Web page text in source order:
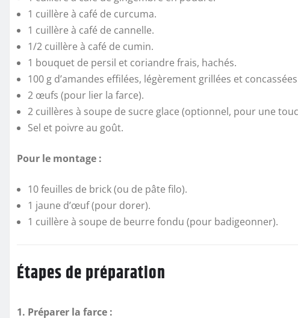
1 cuillère à café de curcuma.
1 cuillère à café de cannelle.
1/2 cuillère à café de cumin.
1 bouquet de persil et coriandre frais, hachés.
100 g d’amandes effilées, légèrement grillées et
2 œufs (pour lier la farce).
2 cuillères à soupe de sucre glace (optionnel, pour une
Sel et poivre au goût.
Pour le montage :
10 feuilles de brick (ou de pâte filo).
1 jaune d’œuf (pour dorer).
1 cuillère à soupe de beurre fondu (pour badigeonner).
Étapes de préparation
1. Préparer la farce :